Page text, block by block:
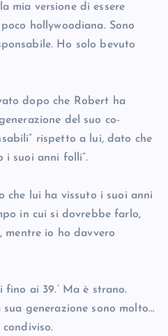
mia versione di essere
hollywoodiana. Sono
Ho solo bevuto
dopo che Robert ha
del suo co-
rispetto a lui, dato che
i suoi anni folli”.
che lui ha vissuto i suoi anni
in cui si dovrebbe farlo,
mentre io ho davvero
fino ai 39.’ Ma è strano.
generazione sono molto…